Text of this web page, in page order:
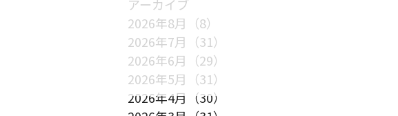
アーカイブ
2026年8月（8）
2026年7月（31）
2026年6月（29）
2026年5月（31）
2026年4月（30）